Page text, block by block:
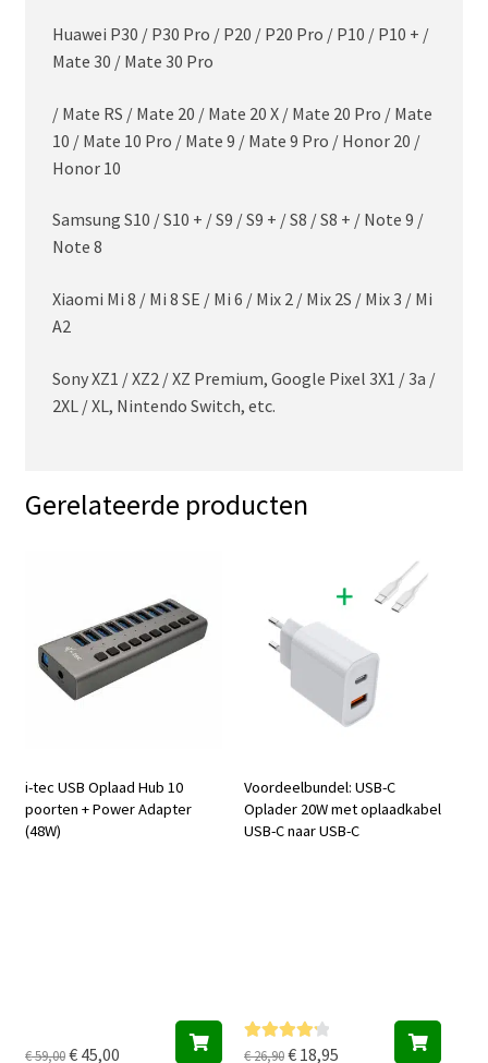
Huawei P30 / P30 Pro / P20 / P20 Pro / P10 / P10 + /
Mate 30 / Mate 30 Pro
/ Mate RS / Mate 20 / Mate 20 X / Mate 20 Pro / Mate
10 / Mate 10 Pro / Mate 9 / Mate 9 Pro / Honor 20 /
Honor 10
Samsung S10 / S10 + / S9 / S9 + / S8 / S8 + / Note 9 /
Note 8
Xiaomi Mi 8 / Mi 8 SE / Mi 6 / Mix 2 / Mix 2S / Mix 3 / Mi
A2
Sony XZ1 / XZ2 / XZ Premium, Google Pixel 3X1 / 3a /
2XL / XL, Nintendo Switch, etc.
Gerelateerde producten
i-tec USB Oplaad Hub 10
poorten + Power Adapter
(48W)
€59,00Oorspronkelijke
€45,00Huidige
Voordeelbundel: USB-C
Oplader 20W met oplaadkabel
USB-C naar USB-C
Gewaardee
€26,90Oorspronkelijke
€18,95Huidige